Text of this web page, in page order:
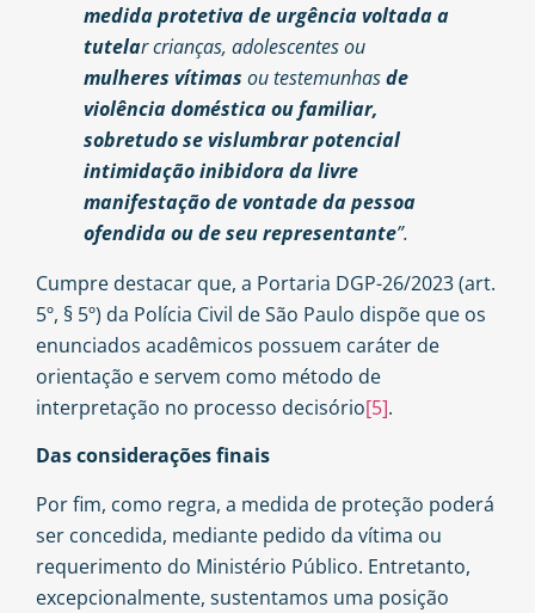
medida protetiva de urgência voltada a
tutelar crianças, adolescentes ou
mulheres vítimas ou testemunhasde
violência doméstica ou familiar,
sobretudo se vislumbrar potencial
intimidação inibidora da livre
manifestação de vontade da pessoa
ofendida ou de seu representante”.
Cumpre destacar que, a Portaria DGP-26/2023 (art.
5º, § 5º) da Polícia Civil de São Paulo dispõe que os
enunciados acadêmicos possuem caráter de
orientação e servem como método de
interpretação no processo decisório[5].
Das considerações finais
Por fim, como regra, a medida de proteção poderá
ser concedida, mediante pedido da vítima ou
requerimento do Ministério Público. Entretanto,
excepcionalmente, sustentamos uma posição